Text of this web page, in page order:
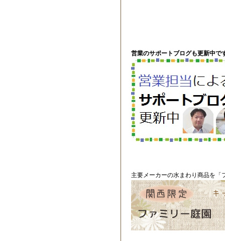
営業のサポートブログも更新中で
主要メーカーの水まわり商品を「